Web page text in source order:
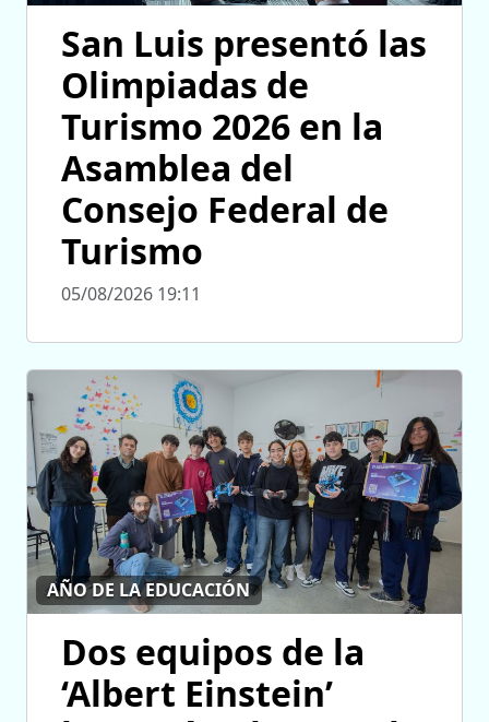
San Luis presentó las
Olimpiadas de
Turismo 2026 en la
Asamblea del
Consejo Federal de
Turismo
05/08/2026 19:11
AÑO DE LA EDUCACIÓN
Dos equipos de la
‘Albert Einstein’